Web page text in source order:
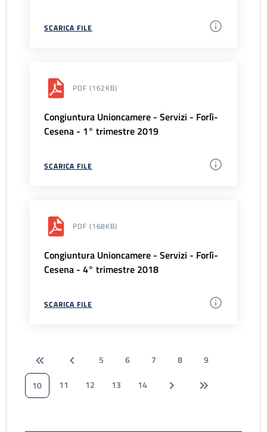
SCARICA FILE
PDF (162KB)
Congiuntura Unioncamere - Servizi - Forlì-
Cesena - 1° trimestre 2019
SCARICA FILE
PDF (168KB)
Congiuntura Unioncamere - Servizi - Forlì-
Cesena - 4° trimestre 2018
SCARICA FILE
5 6 7 8
9
10
11 12 13 14